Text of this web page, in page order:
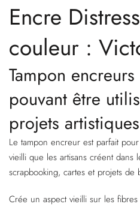
Encre
couleur :
Tampon
pouvant être
projets
Le tampon encreur est parfait
vieilli que les artisans créent dans
scrapbooking, cartes et projets de
Crée un aspect vieilli sur les